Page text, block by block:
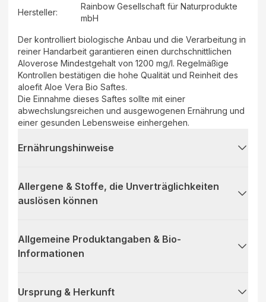
Hersteller:
Rainbow Gesellschaft für Naturprodukte
mbH
Der kontrolliert biologische Anbau und die Verarbeitung in
reiner Handarbeit garantieren einen durchschnittlichen
Aloverose Mindestgehalt von 1200 mg/l. Regelmäßige
Kontrollen bestätigen die hohe Qualität und Reinheit des
aloefit Aloe Vera Bio Saftes.
Die Einnahme dieses Saftes sollte mit einer
abwechslungsreichen und ausgewogenen Ernährung und
einer gesunden Lebensweise einhergehen.
Ernährungshinweise
Allergene & Stoffe, die Unverträglichkeiten
auslösen können
Allgemeine Produktangaben & Bio-
Informationen
Ursprung & Herkunft